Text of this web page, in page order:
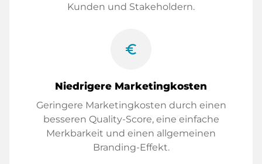
Kunden und Stakeholdern.
euro_symbol
Niedrigere Marketingkosten
Geringere Marketingkosten durch einen
besseren Quality-Score, eine einfache
Merkbarkeit und einen allgemeinen
Branding-Effekt.